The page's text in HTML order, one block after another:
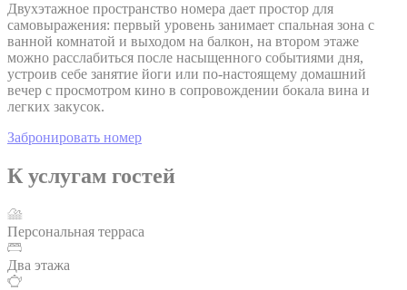
Двухэтажное пространство номера дает простор для
самовыражения: первый уровень занимает спальная зона с
ванной комнатой и выходом на балкон, на втором этаже
можно расслабиться после насыщенного событиями дня,
устроив себе занятие йоги или по-настоящему домашний
вечер с просмотром кино в сопровождении бокала вина и
легких закусок.
Забронировать номер
К услугам гостей
Персональная терраса
Два этажа